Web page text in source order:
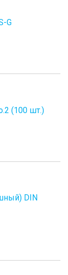
G
(100 шт.)
DIN